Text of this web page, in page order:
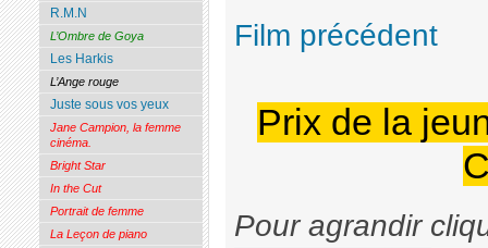
Film précédent
Prix de la
Pour agrandir
R.M.N
L’Ombre de Goya
Les Harkis
L’Ange rouge
Juste sous vos yeux
Jane Campion, la femme
cinéma.
Bright Star
In the Cut
Portrait de femme
La Leçon de piano